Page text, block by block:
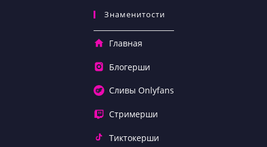
Знаменитости
Главная
Блогерши
Сливы Onlyfans
Стримерши
Тиктокерши